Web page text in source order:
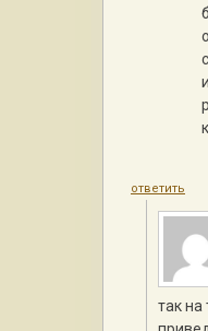
ответить
так на